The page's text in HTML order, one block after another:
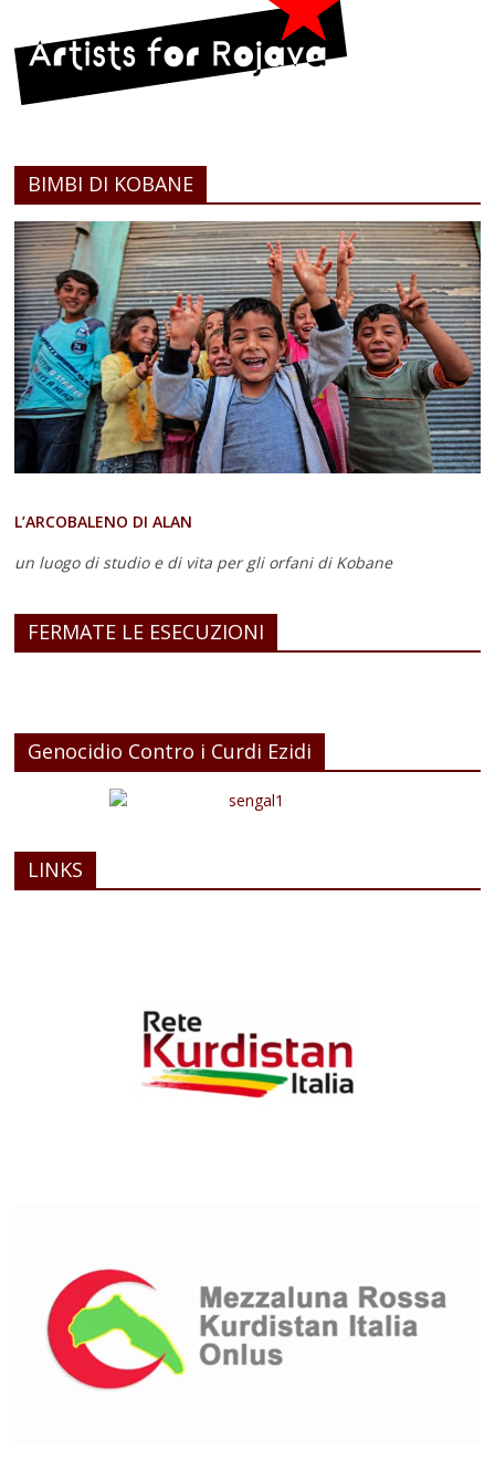
BIMBI DI KOBANE
L’ARCOBALENO DI ALAN
un luogo di studio e di vita per gli orfani di Kobane
FERMATE LE ESECUZIONI
Genocidio Contro i Curdi Ezidi
LINKS